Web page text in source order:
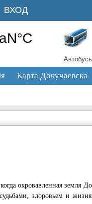
Карта Докучаевска
окровавленная
здоровьем и